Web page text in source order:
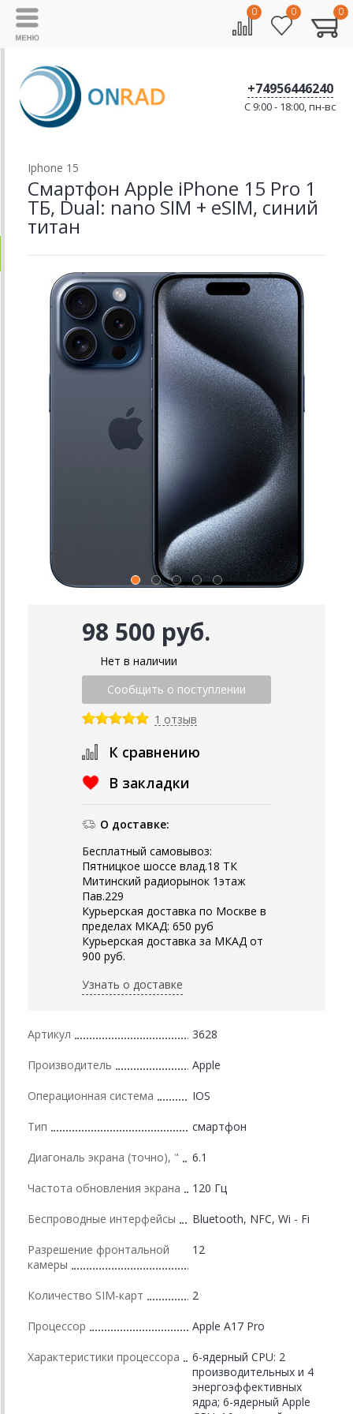
0 0 0
+74956446240
C 9:00 - 18:00, пн-вс
Iphone 15
Смартфон Apple iPhone 15 Pro 1
ТБ, Dual: nano SIM + eSIM, синий
титан
98 500 руб.
Нет в наличии
1 отзыв
К сравнению
В закладки
О доставке:
Бесплатный самовывоз:
Пятницкое шоссе влад.18 ТК
Митинский радиорынок 1этаж
Пав.229
Курьерская доставка по Москве в
пределах МКАД: 650 руб
Курьерская доставка за МКАД от
900 руб.
Узнать о доставке
Артикул 3628
Производитель Apple
Операционная система IOS
Тип смартфон
Диагональ экрана (точно), " 6.1
Частота обновления экрана 120 Гц
Беспроводные интерфейсы Bluetooth, NFC, Wi - Fi
Разрешение фронтальной
камеры
12
Количество SIM-карт 2
Процессор Apple A17 Pro
Характеристики процессора
6-ядерный CPU: 2
производительных и 4
энергоэффективных
ядра; 6-ядерный Apple